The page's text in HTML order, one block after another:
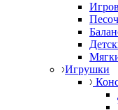
Игрушки